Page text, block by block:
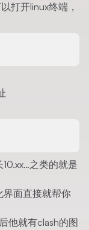
打开linux终端，
之类的就是
界面直接就帮你
他就有clash的图